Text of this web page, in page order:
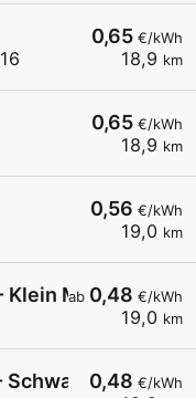
0,65 €/kWh
18,9 km
0,65 €/kWh
18,9 km
0,56 €/kWh
19,0 km
ab 0,48 €/kWh
19,0 km
Klein Meiseldorf -
0,48 €/kWh
Schwarzenau -